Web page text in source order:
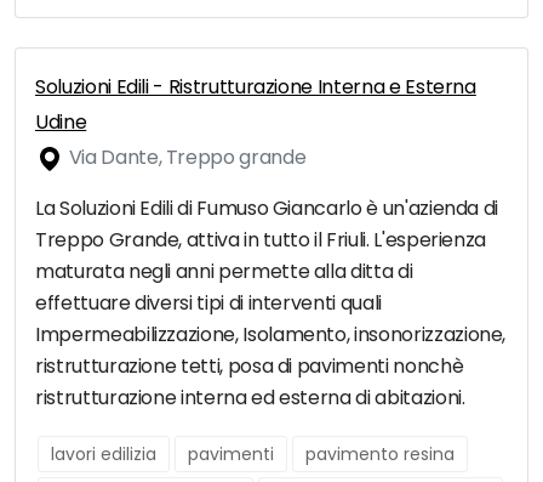
Soluzioni Edili - Ristrutturazione Interna e Esterna
Udine
Via Dante, Treppo grande
La Soluzioni Edili di Fumuso Giancarlo è un'azienda di
Treppo Grande, attiva in tutto il Friuli. L'esperienza
maturata negli anni permette alla ditta di
effettuare diversi tipi di interventi quali
Impermeabilizzazione, Isolamento, insonorizzazione,
ristrutturazione tetti, posa di pavimenti nonchè
ristrutturazione interna ed esterna di abitazioni.
lavori edilizia pavimenti
pavimento resina